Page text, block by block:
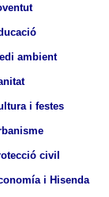
ambient
i festes
civil
i Hisenda